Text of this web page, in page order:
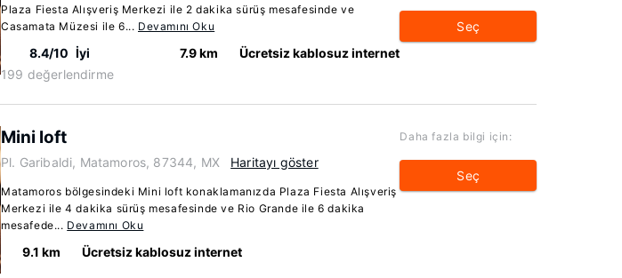
Plaza Fiesta Alışveriş Merkezi ile 2 dakika sürüş mesafesinde ve
Casamata Müzesi ile 6... Devamını Oku
8.4/10 İyi
199 değerlendirme
7.9 km Ücretsiz kablosuz internet
Seç
Mini loft
Pl. Garibaldi, Matamoros, 87344, MX Haritayı göster
Matamoros bölgesindeki Mini loft konaklamanızda Plaza Fiesta Alışveriş
Merkezi ile 4 dakika sürüş mesafesinde ve Rio Grande ile 6 dakika
mesafede... Devamını Oku
9.1 km Ücretsiz kablosuz internet
Daha fazla bilgi için:
Seç